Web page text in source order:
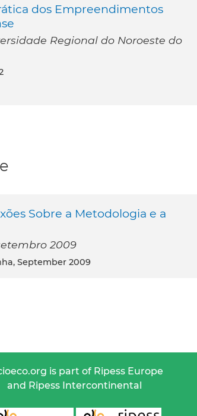
dos Empreendimentos
Regional do Noroeste do
Sobre a Metodologia e a
2009
September 2009
is part of Ripess Europe
and Ripess Intercontinental